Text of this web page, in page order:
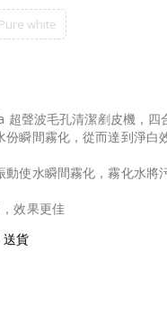
Pure white
超聲波毛孔清潔剷皮機，四
份瞬間霧化，從而達到淨白
動使水瞬間霧化，霧化水將
效果更佳
送貨